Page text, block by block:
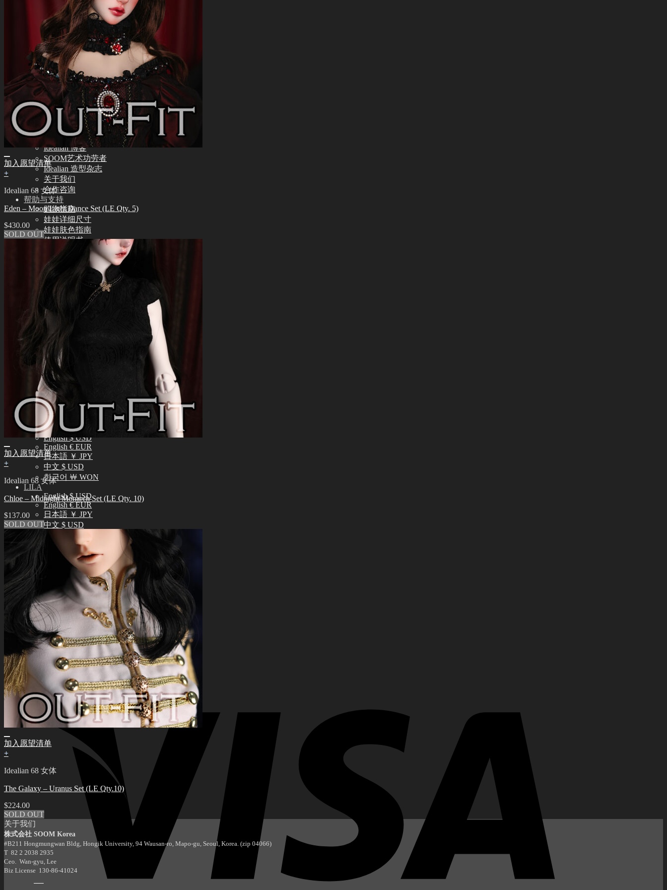
Idealian 72/75 男体
Idealian 68 女体
Idealian 51 男体
其他配饰品
娃娃支架ㆍ棉包
化妆保养品
保养工具
组装工具
化妆工具
修正工具
眼睫毛
社区
新闻ㆍ公告
Idealian 博客
SOOM艺术功劳者
Idealian 造型杂志
关于我们
合作咨询
帮助与支持
购物指南
娃娃详细尺寸
娃娃肤色指南
使用说明书
正版编号查询
常见问题 (FAQ)
客服中心 (Q&A)
THE GEM
English $ USD
日本語 ￥ JPY
中文 $ USD
한국어 ￦ WON
NEO ANGELREGION
English $ USD
日本語 ￥ JPY
中文 $ USD
한국어 ￦ WON
IDEALIAN
English $ USD
日本語 ￥ JPY
中文 $ USD
한국어 ￦ WON
ROSETTE
English $ USD
English € EUR
日本語 ￥ JPY
中文 $ USD
한국어 ￦ WON
LILA
English $ USD
English € EUR
日本語 ￥ JPY
中文 $ USD
搜
索：
0
购物车里没有产品
0
购物车
购物车里没有产品
加入愿望清单
+
Idealian 68 女体
Eden – Moon Light Dance Set (LE Qty. 5)
$430.00
SOLD OUT
加入愿望清单
+
Idealian 68 女体
Chloe – Midnight Monarch Set (LE Qty. 10)
$137.00
SOLD OUT
加入愿望清单
+
Idealian 68 女体
The Galaxy – Uranus Set (LE Qty.10)
$224.00
SOLD OUT
关于我们
株式会社 SOOM Korea
#B211 Hongmungwan Bldg, Hongik University, 94 Wausan-ro, Mapo-gu, Seoul, Korea. (zip 04066)
T 82 2 2038 2935
Ceo. Wan-gyu, Lee
Biz License 130-86-41024